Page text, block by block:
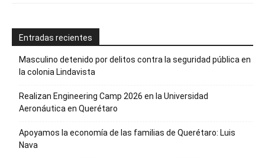
Entradas recientes
Masculino detenido por delitos contra la seguridad pública en
la colonia Lindavista
Realizan Engineering Camp 2026 en la Universidad
Aeronáutica en Querétaro
Apoyamos la economía de las familias de Querétaro: Luis
Nava